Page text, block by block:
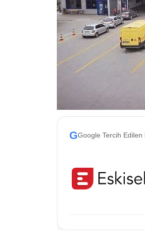
GGoogle Tercih Edilen
Eskişehir Hava Durumu
Eskişehir Tramvay Saatleri
Eskişehir Otobüs Saatleri